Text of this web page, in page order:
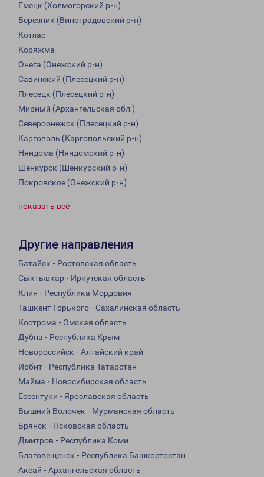
Емецк (Холмогорский р-н)
Березник (Виноградовский р-н)
Котлас
Коряжма
Онега (Онежский р-н)
Савинский (Плесецкий р-н)
Плесецк (Плесецкий р-н)
Мирный (Архангельская обл.)
Североонежск (Плесецкий р-н)
Каргополь (Каргопольский р-н)
Няндома (Няндомский р-н)
Шенкурск (Шенкурский р-н)
Покровское (Онежский р-н)
показать всё
Другие направления
Батайск - Ростовская область
Сыктывкар - Иркутская область
Клин - Республика Мордовия
Ташкент Горького - Сахалинская область
Кострома - Омская область
Дубна - Республика Крым
Новороссийск - Алтайский край
Ирбит - Республика Татарстан
Майма - Новосибирская область
Ессентуки - Ярославская область
Вышний Волочек - Мурманская область
Брянск - Псковская область
Дмитров - Республика Коми
Благовещенск - Республика Башкортостан
Аксай - Архангельская область